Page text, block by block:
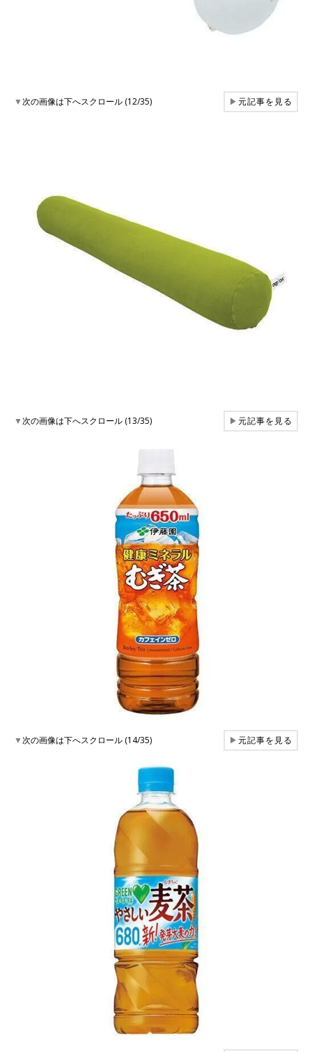
▼次の画像は下へスクロール (12/35) ▶元記事を見る
▼次の画像は下へスクロール (13/35) ▶元記事を見る
▼次の画像は下へスクロール (14/35) ▶元記事を見る